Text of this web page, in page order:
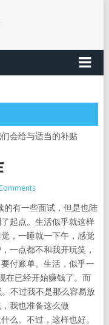
会给与适当的补贴
的有一些面试，但是也陆
起点。生活似乎就这样
，一睡就一下午，感觉
一点都不和我开玩笑，
付账单。生活，似乎一
在已经开始赚钱了。而
不过我不是那么容易放
我也准备这么做
么。不过，这样也好。